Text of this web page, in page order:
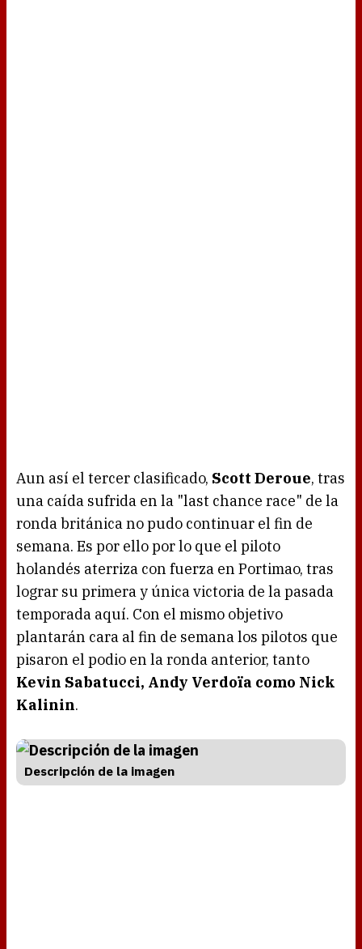
Aun así el tercer clasificado, Scott Deroue, tras
una caída sufrida en la "last chance race" de la
ronda británica no pudo continuar el fin de
semana. Es por ello por lo que el piloto
holandés aterriza con fuerza en Portimao, tras
lograr su primera y única victoria de la pasada
temporada aquí. Con el mismo objetivo
plantarán cara al fin de semana los pilotos que
pisaron el podio en la ronda anterior, tanto
Kevin Sabatucci, Andy Verdoïa como Nick
Kalinin.
Descripción de la imagen